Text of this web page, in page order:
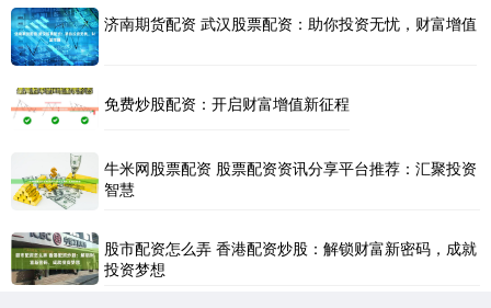
济南期货配资 武汉股票配资：助你投资无忧，财富增值
免费炒股配资：开启财富增值新征程
牛米网股票配资 股票配资资讯分享平台推荐：汇聚投资
智慧
股市配资怎么弄 香港配资炒股：解锁财富新密码，成就
投资梦想